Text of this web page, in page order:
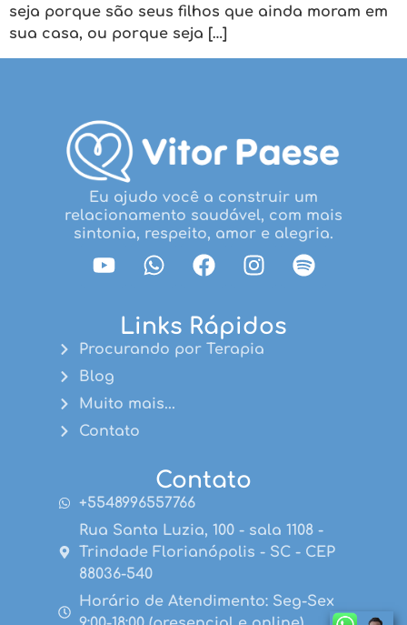
seja porque são seus filhos que ainda moram em
sua casa, ou porque seja […]
Eu ajudo você a construir um
relacionamento saudável, com mais
sintonia, respeito, amor e alegria.
Links Rápidos
Procurando por Terapia
Blog
Muito mais...
Contato
Contato
+5548996557766
Rua Santa Luzia, 100 - sala 1108 -
Trindade Florianópolis - SC - CEP
88036-540
Horário de Atendimento: Seg-Sex